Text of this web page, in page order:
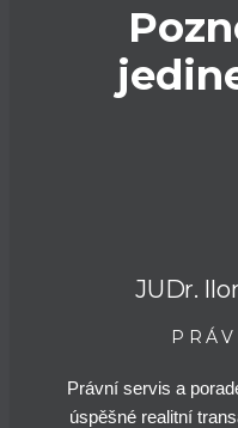
JUDr.
Právní servis a
úspěšné realitní